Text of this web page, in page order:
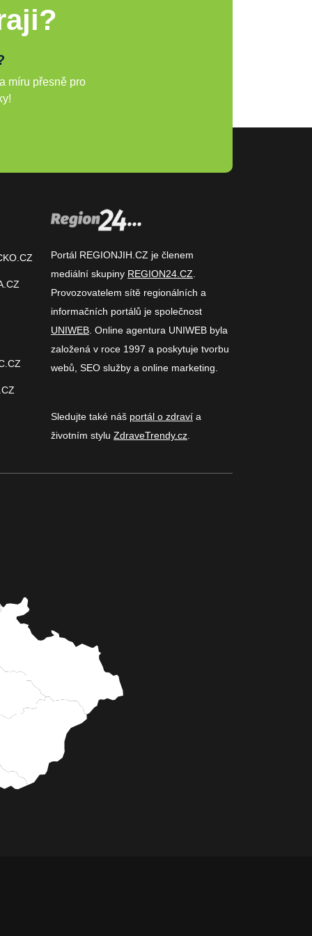
míru přesně pro
Portál REGIONJIH.CZ je členem
mediální skupiny REGION24.CZ
Provozovatelem sítě regionálních a
informačních portálů je společnost
UNIWEB . Online agentura UNIWEB byla
založená v roce 1997 a poskytuje tvorbu
webů, SEO služby a online marketing.
Sledujte také náš portál o zdraví a
životním stylu ZdraveTrendy.cz